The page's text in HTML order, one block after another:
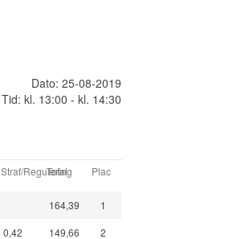
Dato: 25-08-2019
Tid: kl. 13:00 - kl. 14:30
Straf/Regulering
Total Plac
164,39
1
0,42 149,66
2